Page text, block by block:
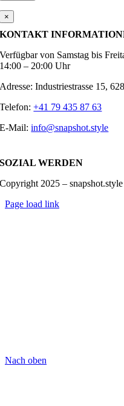
×
KONTAKT
Verfügbar von Samstag bis
14:00 – 20:00 Uhr
Adresse: Industriestrasse 15,
Telefon:+41 79 435 87 63
E-Mail:info@snapshot.style
SOZIAL WERDEN
Copyright 2025 – snapshot.style
Page load link
Nach oben